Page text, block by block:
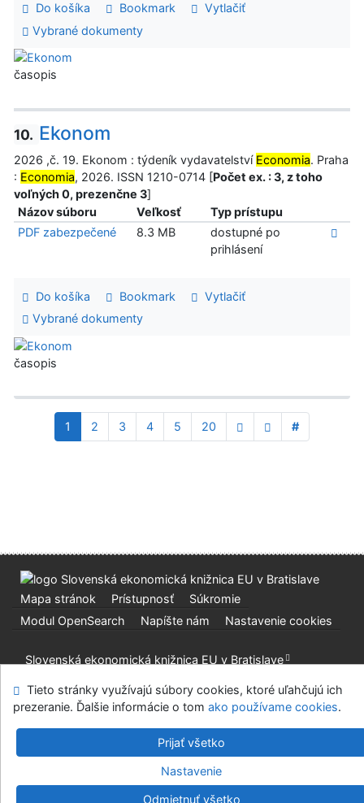
Do košíka Bookmark
Vytlačiť
Vybrané dokumenty
časopis
10. Ekonom
2026 ,č. 19. Ekonom : týdeník vydavatelství Economia. Praha
: Economia, 2026. ISSN 1210-0714 [Počet ex. : 3, z toho
voľných 0, prezenčne 3]
Názov súboru
Veľkosť
Typ prístupu
PDF zabezpečené
8.3 MB
dostupné po
prihlásení
Do košíka Bookmark
Vytlačiť
Vybrané dokumenty
časopis
1 2 3 4 5 20 #
Mapa stránok Prístupnosť
Súkromie
Modul OpenSearch
Napíšte nám Nastavenie cookies
Slovenská ekonomická knižnica EU v Bratislave
©1993-2026
IPACv.4.8.63a Cosmotron Slovakia, s.r.o.
Tieto stránky využívajú súbory cookies, ktoré uľahčujú ich
prezeranie. Ďalšie informácie o tom ako používame cookies.
Prijať všetko
Nastavenie
Odmietnuť všetko